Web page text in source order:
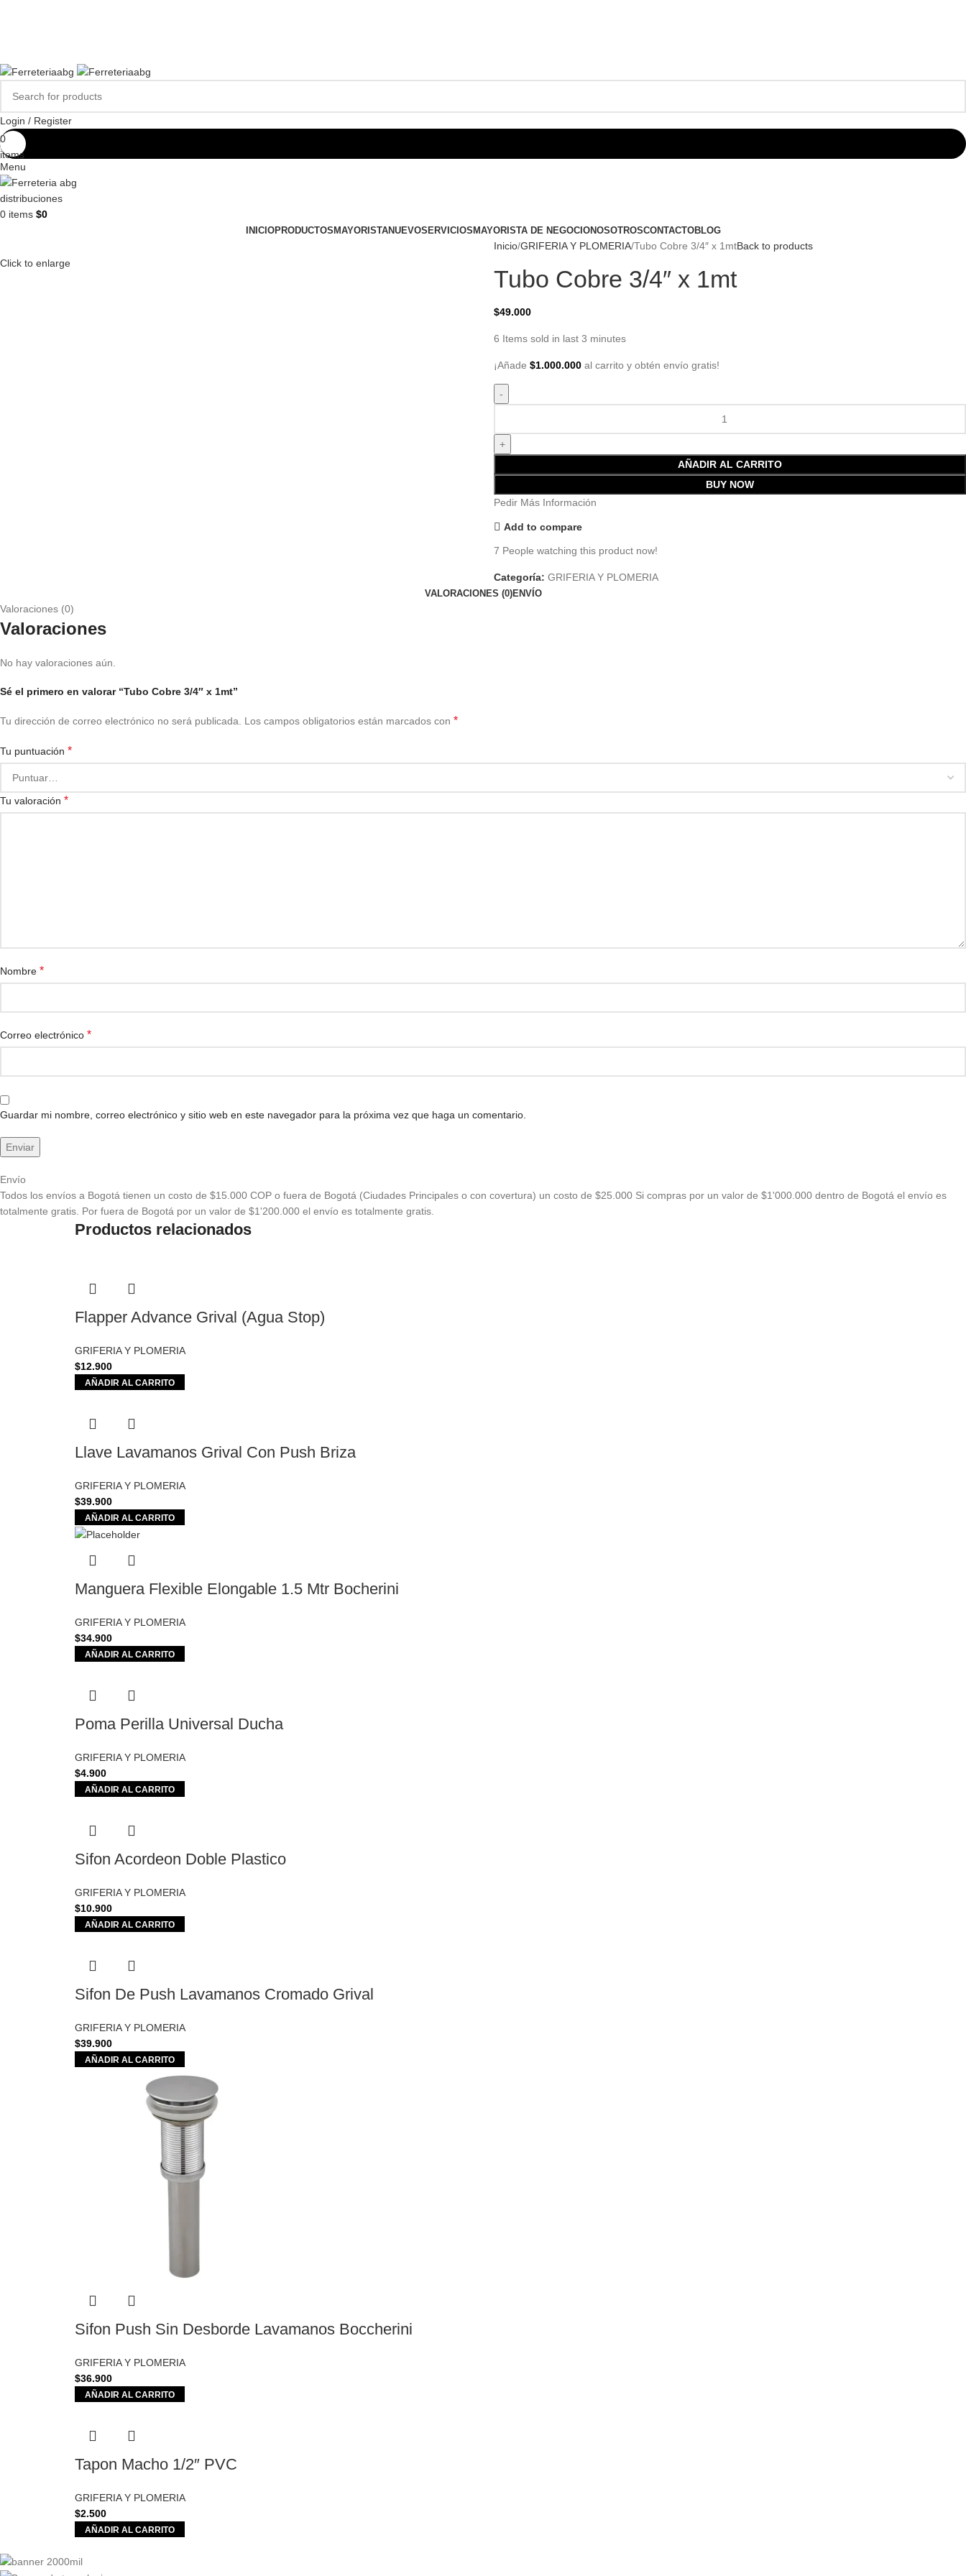
Login / Register
0
items
Menu
0 items $0
INICIOPRODUCTOS MAYORISTANUEVOSERVICIOS MAYORISTA DE NEGOCIONOSOTROSCONTACTOBLOG
Click to enlarge
Inicio GRIFERIA Y PLOMERIA Tubo Cobre 3/4″ x 1mtBack to products
Tubo Cobre 3/4″ x 1mt
$49.000
6 Items sold in last 3 minutes
¡Añade $1.000.000 al carrito y obtén envío gratis!
AÑADIR AL CARRITO
BUY NOW
Pedir Más Información
Add to compare
7 People watching this product now!
Categoría: GRIFERIA Y PLOMERIA
VALORACIONES (0)ENVÍO
Valoraciones (0)
Valoraciones
No hay valoraciones aún.
Sé el primero en valorar “Tubo Cobre 3/4″ x 1mt”
Tu dirección de correo electrónico no será publicada. Los campos obligatorios están marcados con *
Tu puntuación *
Tu valoración *
Nombre *
Correo electrónico *
Guardar mi nombre, correo electrónico y sitio web en este navegador para la próxima vez que haga un comentario.
Envío
Todos los envíos a Bogotá tienen un costo de $15.000 COP o fuera de Bogotá (Ciudades Principales o con covertura) un costo de $25.000 Si compras por un valor de $1'000.000 dentro de Bogotá el envío es
totalmente gratis. Por fuera de Bogotá por un valor de $1'200.000 el envío es totalmente gratis.
Productos relacionados
Flapper Advance Grival (Agua Stop)
GRIFERIA Y PLOMERIA
$12.900
AÑADIR AL CARRITO
Llave Lavamanos Grival Con Push Briza
GRIFERIA Y PLOMERIA
$39.900
AÑADIR AL CARRITO
Manguera Flexible Elongable 1.5 Mtr Bocherini
GRIFERIA Y PLOMERIA
$34.900
AÑADIR AL CARRITO
Poma Perilla Universal Ducha
GRIFERIA Y PLOMERIA
$4.900
AÑADIR AL CARRITO
Sifon Acordeon Doble Plastico
GRIFERIA Y PLOMERIA
$10.900
AÑADIR AL CARRITO
Sifon De Push Lavamanos Cromado Grival
GRIFERIA Y PLOMERIA
$39.900
AÑADIR AL CARRITO
Sifon Push Sin Desborde Lavamanos Boccherini
GRIFERIA Y PLOMERIA
$36.900
AÑADIR AL CARRITO
Tapon Macho 1/2″ PVC
GRIFERIA Y PLOMERIA
$2.500
AÑADIR AL CARRITO